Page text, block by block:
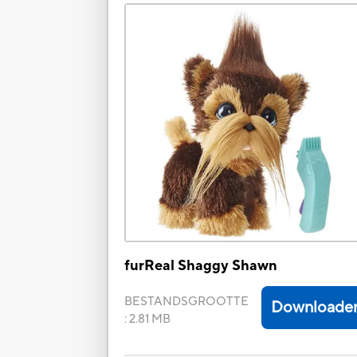
furReal Shaggy Shawn
BESTANDSGROOTTE
:2.81 MB